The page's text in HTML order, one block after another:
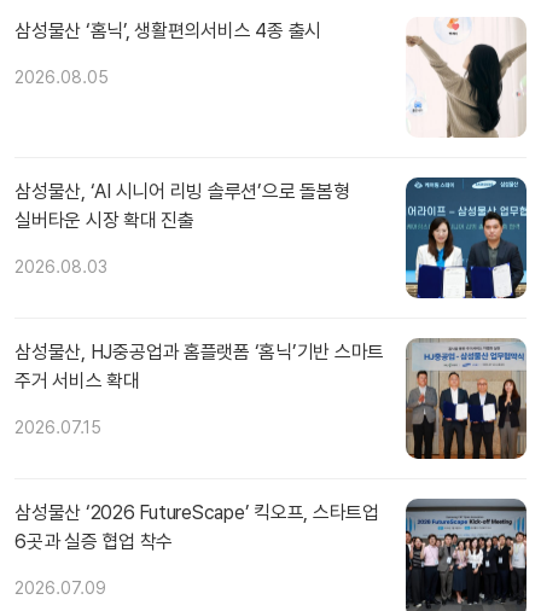
삼성물산 ‘홈닉’, 생활편의서비스 4종 출시
2026.08.05
삼성물산, ‘AI 시니어 리빙 솔루션’으로 돌봄형
실버타운 시장 확대 진출
2026.08.03
삼성물산, HJ중공업과 홈플랫폼 ‘홈닉’기반 스마트
주거 서비스 확대
2026.07.15
삼성물산 ‘2026 FutureScape’ 킥오프, 스타트업
6곳과 실증 협업 착수
2026.07.09